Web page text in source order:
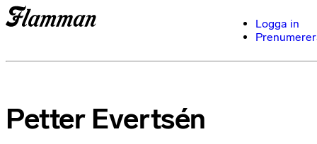
Logga in
Petter Evertsén